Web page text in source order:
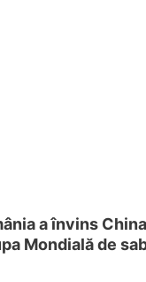
a învins
Mondială de